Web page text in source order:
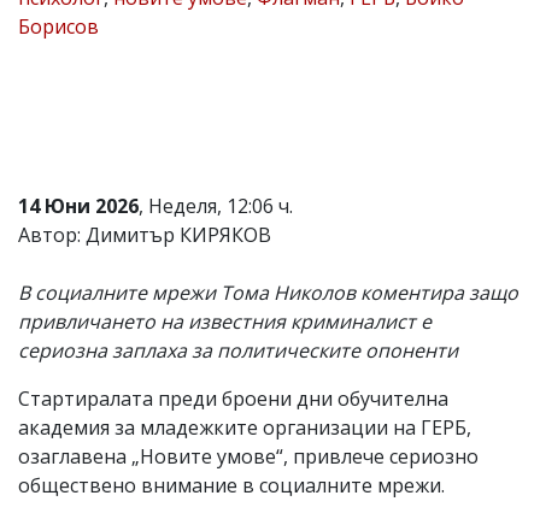
Коментарите
редакцията
носи
за
Ако
откриете
за
коментар,
моля
сигнализирайте
Борисов
14 Юни 2026, Неделя, 12:06 ч.
Автор: Димитър КИРЯКОВ
В социалните мрежи Тома Николов коментира защо
привличането на известния криминалист е
сериозна заплаха за политическите опоненти
Стартиралата преди броени дни обучителна
академия за младежките организации на ГЕРБ,
озаглавена „Новите умове“, привлече сериозно
обществено внимание в социалните мрежи.